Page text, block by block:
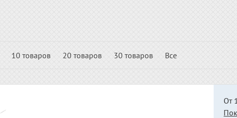
10 товаров 20 товаров 30 товаров Все
От